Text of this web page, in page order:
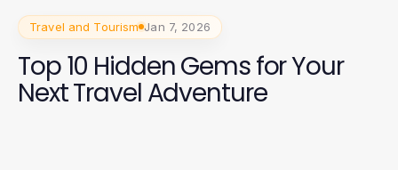
Travel and Tourism Jan 7, 2026
Top 10 Hidden Gems for Your
Next Travel Adventure